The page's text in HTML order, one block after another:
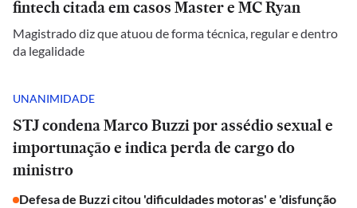
fintech citada em casos Master e MC Ryan
Magistrado diz que atuou de forma técnica, regular e dentro
da legalidade
UNANIMIDADE
STJ condena Marco Buzzi por assédio sexual e
importunação e indica perda de cargo do
ministro
Defesa de Buzzi citou 'dificuldades motoras' e 'disfunção